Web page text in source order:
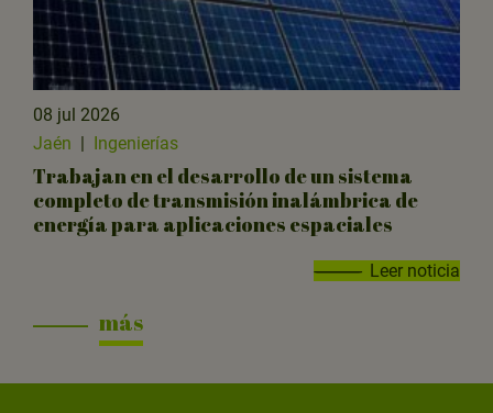
08 jul 2026
Jaén | Ingenierías
Trabajan en el desarrollo de un sistema
completo de transmisión inalámbrica de
energía para aplicaciones espaciales
Leer noticia
más